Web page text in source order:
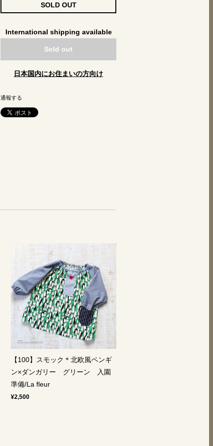
SOLD OUT
International shipping available
Sold out
日本国内にお住まいの方向け
通報する
【100】スモック＊北欧風ペンギ
ン×ダンガリー グリーン 入園
準備/La fleur
¥2,500